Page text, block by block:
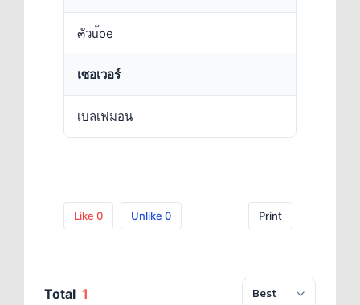
๓ัวu้oe
เซอเวอร์
เบลเฟมอน
Like 0 Unlike 0 Print
Total 1